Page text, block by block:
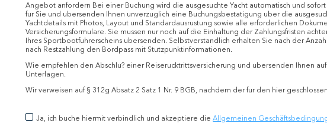
Angebot anfordern Bei einer Buchung wird die ausgesuchte Yacht automatisch und
fur Sie und ubersenden Ihnen unverzuglich eine Buchungsbestatigung uber die
Yachtdetails mit Photos, Layout und Standardausrustung sowie alle erforderlichen
Versicherungsformulare. Sie mussen nur noch auf die Einhaltung der Zahlungsfristen
Ihres Sportbootfuhrerscheins ubersenden. Selbstverstandlich erhalten Sie nach der
nach Restzahlung den Bordpass mit Stutzpunktinformationen.
Wie empfehlen den Abschlu? einer Reiserucktrittsversicherung und ubersenden Ihnen
Unterlagen.
Wir verweisen auf § 312g Absatz 2 Satz 1 Nr. 9 BGB, nachdem der fur den hier
Ja, ich buche hiermit verbindlich und akzeptiere die Allgemeinen